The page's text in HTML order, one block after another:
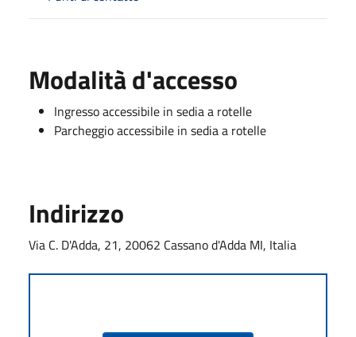
Modalità d'accesso
Ingresso accessibile in sedia a rotelle
Parcheggio accessibile in sedia a rotelle
Indirizzo
Via C. D'Adda, 21, 20062 Cassano d'Adda MI, Italia